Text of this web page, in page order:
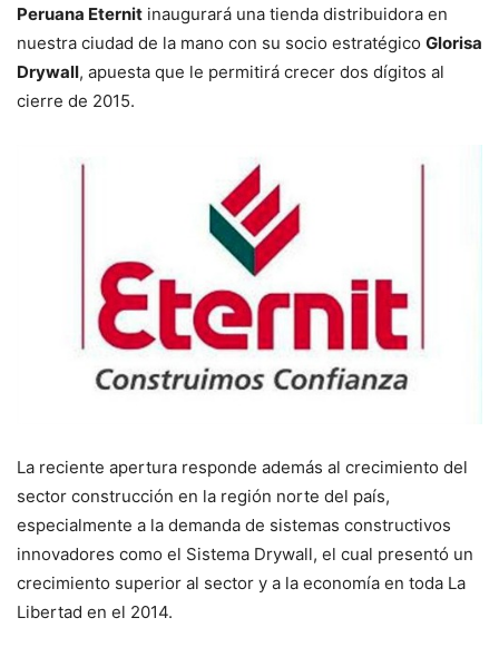
Peruana Eternit inaugurará una tienda distribuidora en
nuestra ciudad de la mano con su socio estratégico Glorisa
Drywall, apuesta que le permitirá crecer dos dígitos al
cierre de 2015.
La reciente apertura responde además al crecimiento del
sector construcción en la región norte del país,
especialmente a la demanda de sistemas constructivos
innovadores como el Sistema Drywall, el cual presentó un
crecimiento superior al sector y a la economía en toda La
Libertad en el 2014.